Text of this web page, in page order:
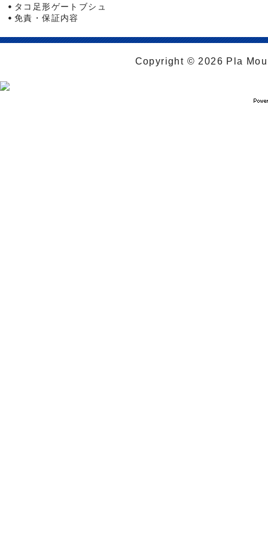
タコ足形ゲートブシュ
免責・保証内容
Copyright © 2026 Pla